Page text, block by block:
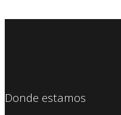
Donde estamos